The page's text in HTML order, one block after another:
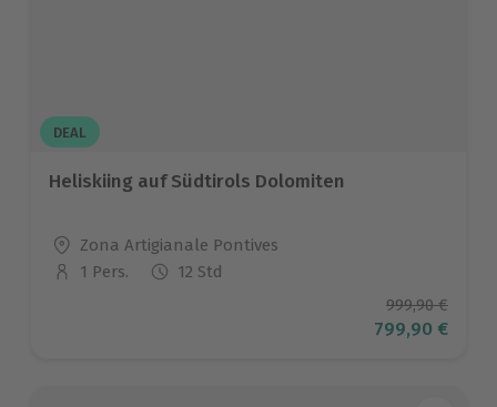
DEAL
Heliskiing auf Südtirols Dolomiten
Standort
Zona Artigianale Pontives
Anzahl der Teilnehmer
1 Pers.
12 Std
999,90 €
Aktueller
799,90 €